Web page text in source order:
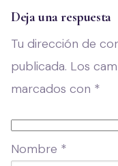
Deja una respuesta
Tu dirección de
publicada. Los
marcados con *
Nombre *